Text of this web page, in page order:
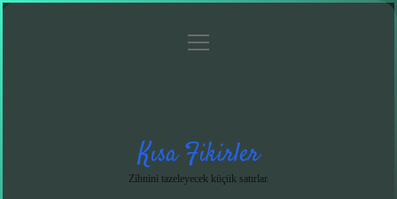
menüyü
Kısa Fikirler
Zihnini tazeleyecek küçük satırlar.